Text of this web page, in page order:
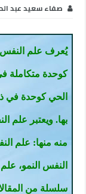
صفاء سعيد عبد
يُعرف علم النفس
كوحدة متكاملة
الحي كوحدة في
بها. ويعتبر علم
منه منها: علم
النفس النمو،
سلسلة من